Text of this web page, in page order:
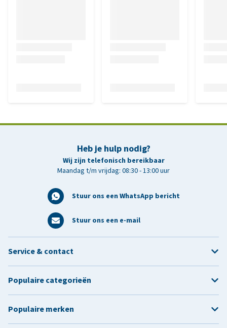
Heb je hulp nodig?
Wij zijn telefonisch bereikbaar
Maandag t/m vrijdag: 08:30 - 13:00 uur
Stuur ons een WhatsApp bericht
Stuur ons een e-mail
Service & contact
Populaire categorieën
Populaire merken